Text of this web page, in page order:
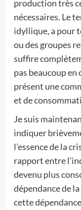
production très
nécessaires. Le
idyllique, a pour
ou des groupes
suffire
pas beaucoup
présent une
et de
Je suis
indiquer
l’essence de la
rapport entre
devenu plus
dépendance de
cette